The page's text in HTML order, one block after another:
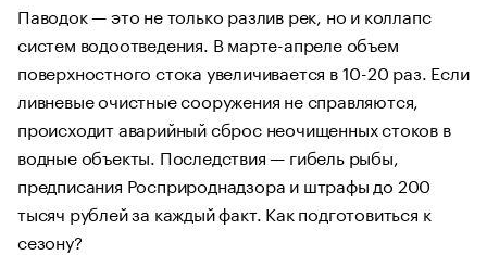
Паводок — это не только разлив рек, но и коллапс
систем водоотведения. В марте-апреле объем
поверхностного стока увеличивается в 10-20 раз. Если
ливневые очистные сооружения не справляются,
происходит аварийный сброс неочищенных стоков в
водные объекты. Последствия — гибель рыбы,
предписания Росприроднадзора и штрафы до 200
тысяч рублей за каждый факт. Как подготовиться к
сезону?